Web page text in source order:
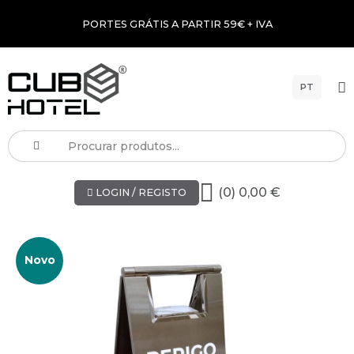
PORTES GRÁTIS A PARTIR 59€ + IVA
PT
LOGIN / REGISTO (0) 0,00 €
Novo